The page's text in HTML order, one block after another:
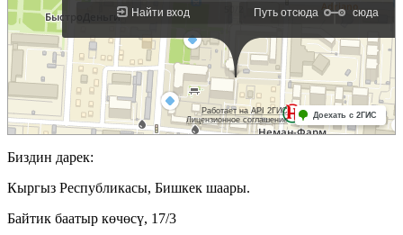
Биздин дарек:
Кыргыз Республикасы, Бишкек шаары.
Байтик баатыр көчөсү, 17/3